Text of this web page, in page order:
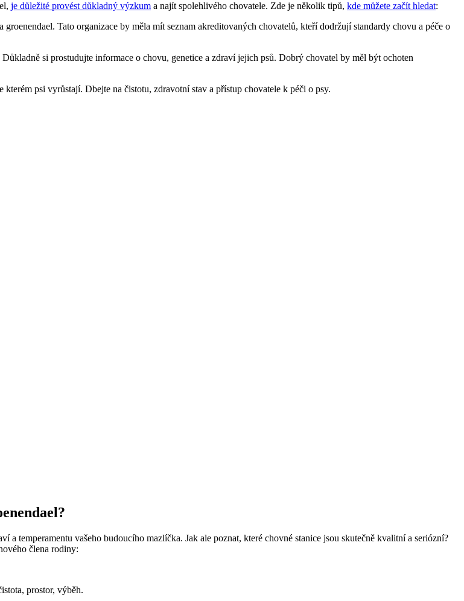
je důležité provést důkladný výzkum a najít spolehlivého chovatele. Zde je několik tipů, kde můžete začít hledat:
Tato organizace by měla mít seznam akreditovaných chovatelů, kteří dodržují standardy chovu a péče o
si prostudujte informace o chovu, genetice a zdraví jejich psů. Dobrý chovatel by měl být ochoten
kterém psi vyrůstají. Dbejte na čistotu, zdravotní stav a přístup chovatele k péči o psy.
temperamentu vašeho budoucího mazlíčka. Jak ale poznat, které chovné stanice jsou skutečně kvalitní a seriózní?
člena rodiny:
prostor, výběh.